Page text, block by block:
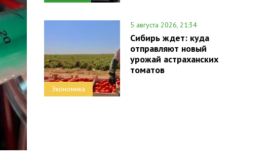
Экономика
5 августа 2026, 21:34
Сибирь ждет: куда
отправляют новый
урожай астраханских
томатов